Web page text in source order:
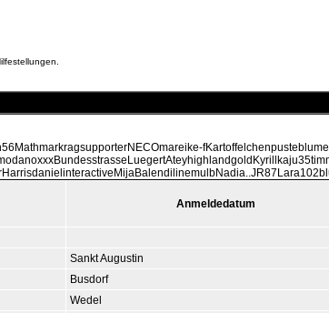
Anmeldedatum
Sankt Augustin
Busdorf
Wedel